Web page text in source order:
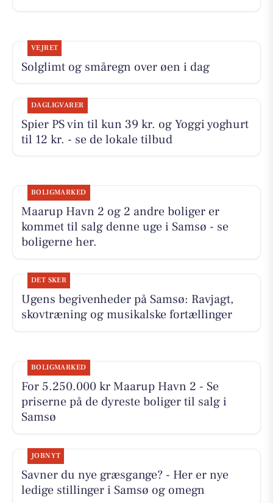
VEJRET
Solglimt og småregn over øen i dag
DAGLIGVARER
Spier PS vin til kun 39 kr. og Yoggi yoghurt
til 12 kr. - se de lokale tilbud
BOLIGMARKED
Maarup Havn 2 og 2 andre boliger er
kommet til salg denne uge i Samsø - se
boligerne her.
DET SKER
Ugens begivenheder på Samsø: Ravjagt,
skovtræning og musikalske fortællinger
BOLIGMARKED
For 5.250.000 kr Maarup Havn 2 - Se
priserne på de dyreste boliger til salg i
Samsø
JOBNYT
Savner du nye græsgange? - Her er nye
ledige stillinger i Samsø og omegn